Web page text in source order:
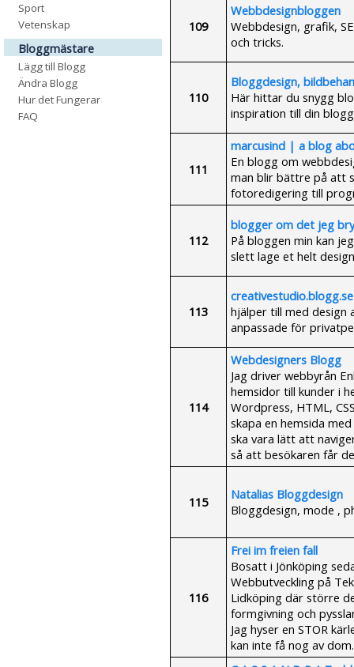
Sport
Vetenskap
Bloggmästare
Lägg till Blogg
Ändra Blogg
Hur det Fungerar
FAQ
109
Webbdesignbloggen
Webbdesign, grafik,
och tricks.
110
Bloggdesign,
Här hittar du snygg
inspiration till din
111
marcusind | a blog
En blogg om
man blir bättre på att
fotoredigering till
112
blogger om det jeg
På bloggen min kan
slett lage et helt
113
creativestudio.blogg.se
hjälper till med design
anpassade för
114
Webdesigners Blogg
Jag driver webbyrån
hemsidor till kunder i
Wordpress, HTML,
skapa en hemsida
ska vara lätt att
så att besökaren får
115
Natalias Bloggdesign
Bloggdesign, mode ,
116
Frei im freien fall
Bosatt i Jönköping
Webbutveckling på
Lidköping där större
formgivning och
Jag hyser en STOR
kan inte få nog av dom.